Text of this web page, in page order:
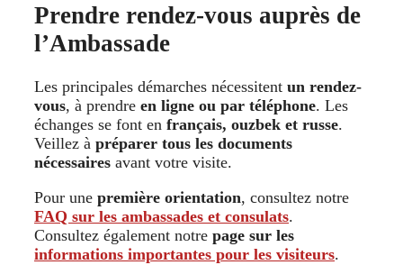
Prendre rendez-vous auprès de
l’Ambassade
Les principales démarches nécessitent un rendez-
vous, à prendre en ligne ou par téléphone. Les
échanges se font en français, ouzbek et russe.
Veillez à préparer tous les documents
nécessaires avant votre visite.
Pour une première orientation, consultez notre
FAQ sur les ambassades et consulats.
Consultez également notre page sur les
informations importantes pour les visiteurs.